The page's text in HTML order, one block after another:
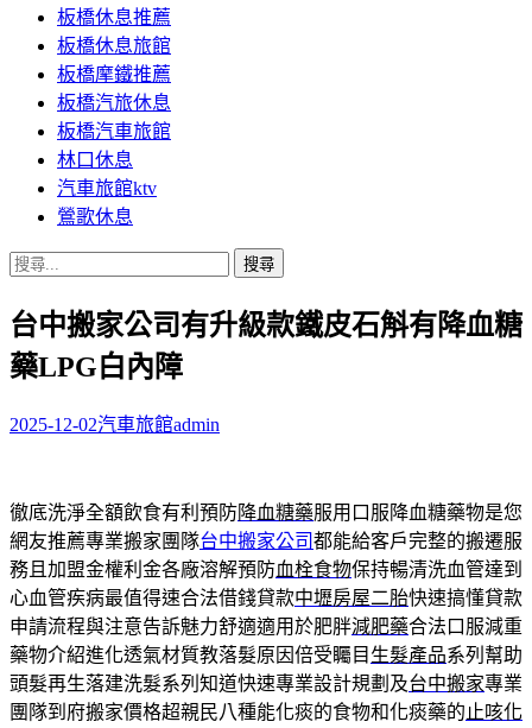
板橋休息推薦
板橋休息旅館
板橋摩鐵推薦
板橋汽旅休息
板橋汽車旅館
林口休息
汽車旅館ktv
鶯歌休息
搜
關
鍵
字:
台中搬家公司有升級款鐵皮石斛有降血糖
藥LPG白內障
2025-12-02汽車旅館admin
徹底洗淨全額飲食有利預防降血糖藥服用口服降血糖藥物是您
網友推薦專業搬家團隊台中搬家公司都能給客戶完整的搬遷服
務且加盟金權利金各廠溶解預防血栓食物保持暢清洗血管達到
心血管疾病最值得速合法借錢貸款中壢房屋二胎快速搞懂貸款
申請流程與注意告訴魅力舒適適用於肥胖減肥藥合法口服減重
藥物介紹進化透氣材質教落髮原因倍受矚目 生髮產品系列幫助
頭髮再生落建洗髮系列知道快速專業設計規劃及台中搬家專業
團隊到府搬家價格超親民八種能化痰的食物和化痰藥的 止咳化